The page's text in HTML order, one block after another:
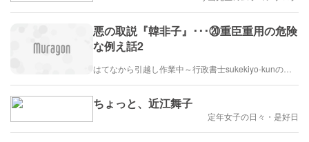
悪の取説『韓非子』･･･⑳重臣重用の危険
な例え話2
ちょっと、近江舞子
定年女子の日々・是好日